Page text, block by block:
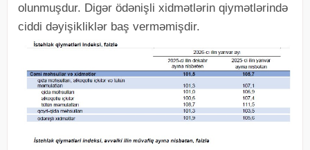
olunmuşdur. Digər ödənişli xidmətlərin qiymətlərində
ciddi dəyişikliklər baş verməmişdir.